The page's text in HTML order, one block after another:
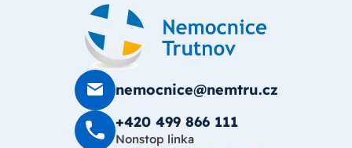
nemocnice@nemtru.cz
+420 499 8­66 111
Nonstop linka